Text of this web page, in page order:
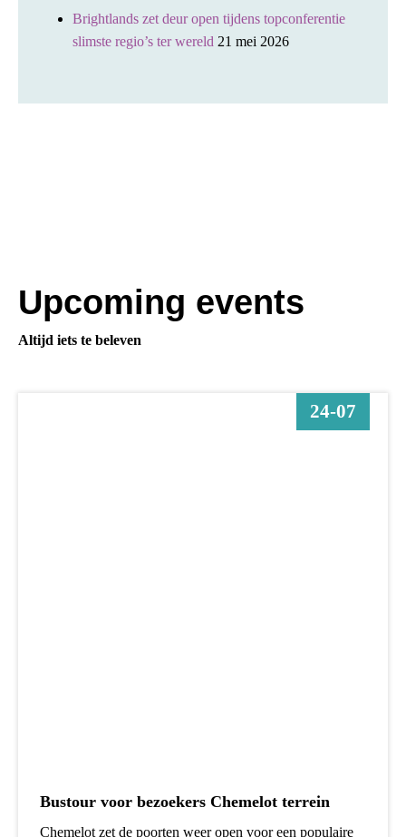
Brightlands zet deur open tijdens topconferentie
slimste regio’s ter wereld 21 mei 2026
Upcoming events
Altijd iets te beleven
24-07
Bustour voor bezoekers Chemelot terrein
Chemelot zet de poorten weer open voor een populaire